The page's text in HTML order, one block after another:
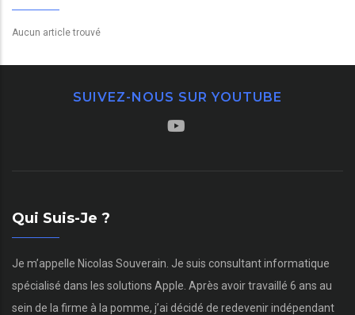
Aucun article trouvé
SUIVEZ-NOUS SUR YOUTUBE
Qui Suis-Je ?
Je m’appelle Nicolas Souverain. Je suis consultant informatique
spécialisé dans les solutions Apple. Après avoir travaillé 6 ans au
sein de la firme à la pomme, j’ai décidé de redevenir indépendant